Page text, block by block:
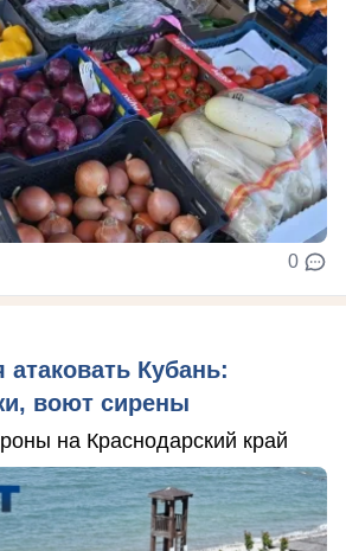
0
Кубань:
воют сирены
на Краснодарский край